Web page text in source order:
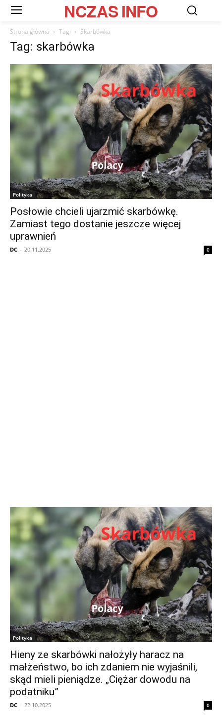
NCZASINFO
Strona główna Tagi Skarbówka
Tag: skarbówka
Polityka
Posłowie chcieli ujarzmić skarbówkę.
Zamiast tego dostanie jeszcze więcej
uprawnień
DC - 20.11.2025 0
Polityka
Hieny ze skarbówki nałożyły haracz na
małżeństwo, bo ich zdaniem nie wyjaśnili,
skąd mieli pieniądze. „Ciężar dowodu na
podatniku”
DC - 22.10.2025 0